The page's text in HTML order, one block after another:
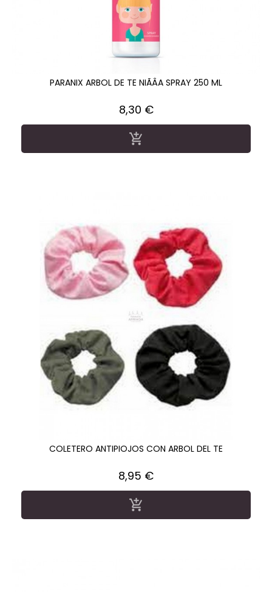
PARANIX ARBOL DE TE NIÃÂA SPRAY 250 ML
Precio
8,30 €

COLETERO ANTIPIOJOS CON ARBOL DEL TE
Precio
8,95 €
